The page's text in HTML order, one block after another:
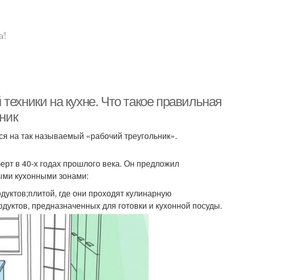
на кухне. Что такое правильная
на так называемый «рабочий треугольник».
в 40-х годах прошлого века. Он предложил
кухонными зонами:
где они проходят кулинарную
предназначенных для готовки и кухонной посуды.